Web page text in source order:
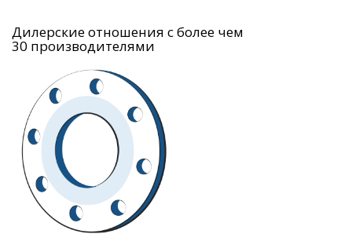
Дилерские отношения с более чем
30 производителями